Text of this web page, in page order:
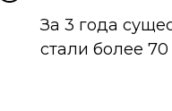
За 3 года
стали более